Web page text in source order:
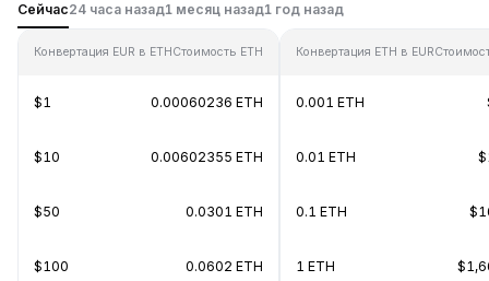
Сейчас24 часа назад1 месяц назад1 год назад
Конвертация EUR в ETHСтоимость ETH
$1 0.00060236 ETH
$10 0.00602355 ETH
$50 0.0301 ETH
$100 0.0602 ETH
Конвертация ETH в EUR
0.001 ETH
0.01 ETH
0.1 ETH
1 ETH